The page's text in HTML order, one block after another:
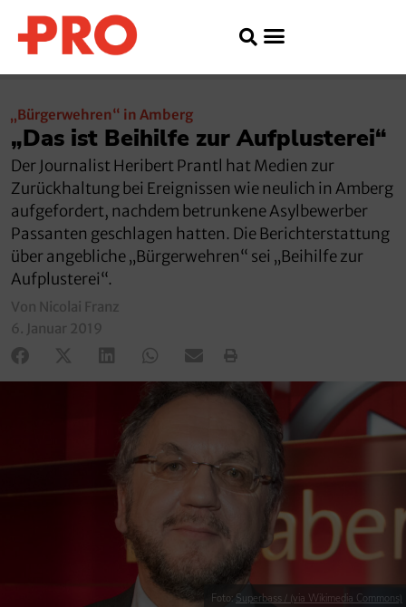
„Bürgerwehren“ in Amberg
„Das ist Beihilfe zur Aufplusterei“
Der Journalist Heribert Prantl hat Medien zur
Zurückhaltung bei Ereignissen wie neulich in Amberg
aufgefordert, nachdem betrunkene Asylbewerber
Passanten geschlagen hatten. Die Berichterstattung
über angebliche „Bürgerwehren“ sei „Beihilfe zur
Aufplusterei“.
Von Nicolai Franz
6. Januar 2019
Foto: Superbass / (via Wikimedia Commons)